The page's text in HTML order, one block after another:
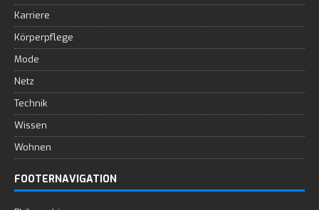
Karriere
Körperpflege
Mode
Netz
Technik
Wissen
Wohnen
FOOTERNAVIGATION